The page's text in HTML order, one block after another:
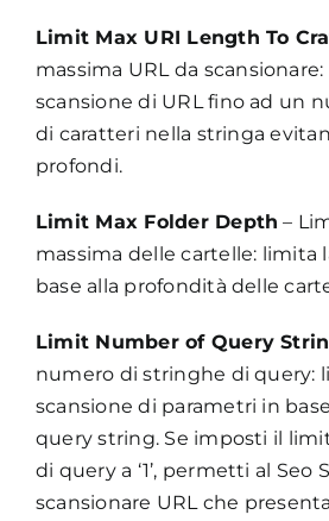
Limit Max URI Length To
massima URL da
scansione di URL fino ad un
di caratteri nella stringa
profondi.
Limit Max Folder Depth –
massima delle cartelle: limita
base alla profondità delle
Limit Number of Query
numero di stringhe di query:
scansione di parametri in
query string. Se imposti il
di query a ‘1’, permetti al Seo
scansionare URL che